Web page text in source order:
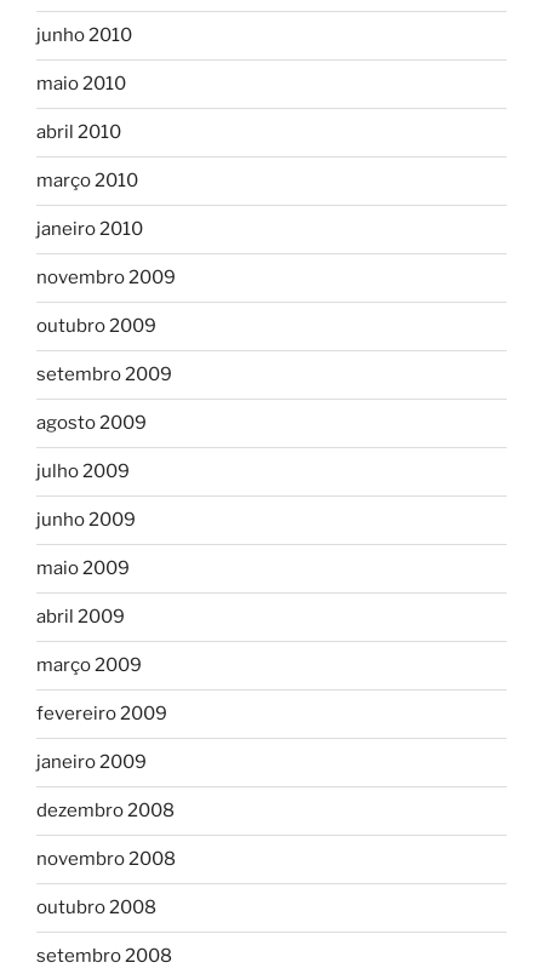
junho 2010
maio 2010
abril 2010
março 2010
janeiro 2010
novembro 2009
outubro 2009
setembro 2009
agosto 2009
julho 2009
junho 2009
maio 2009
abril 2009
março 2009
fevereiro 2009
janeiro 2009
dezembro 2008
novembro 2008
outubro 2008
setembro 2008